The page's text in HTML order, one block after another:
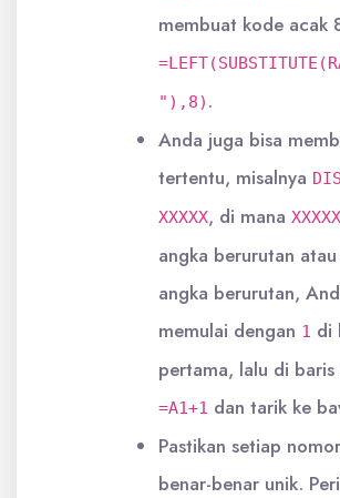
membuat kode acak
"),8) .
Anda juga bisa
tertentu, misalnya
XXXXX, di mana XXXXX
angka berurutan
angka berurutan,
memulai dengan 1 di
pertama, lalu di
=A1+1 dan tarik ke
Pastikan setiap
benar-benar unik.